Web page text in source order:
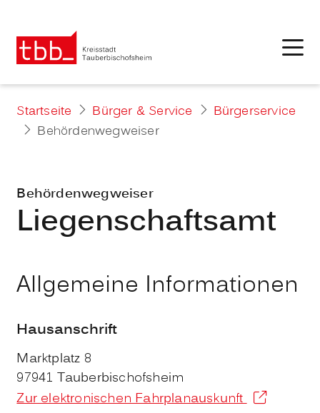
Startseite Bürger & Service
Bürgerservice
Behördenwegweiser
Behördenwegweiser
Liegenschaftsamt
Allgemeine Informationen
Hausanschrift
Marktplatz 8
97941 Tauberbischofsheim
Zur elektronischen Fahrplanauskunft